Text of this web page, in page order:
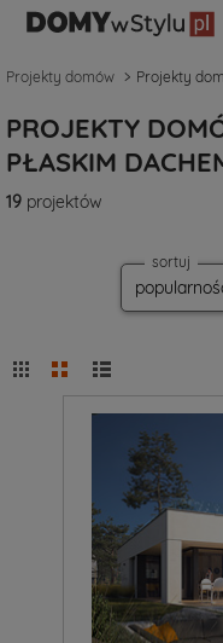
Projekty domów Projekty
PROJEKTY
PŁASKIM
19 projektów
sortuj